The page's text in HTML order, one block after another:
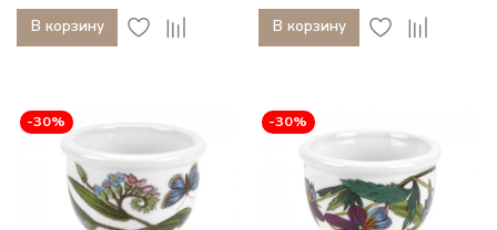
В корзину В корзину
-30% -30%